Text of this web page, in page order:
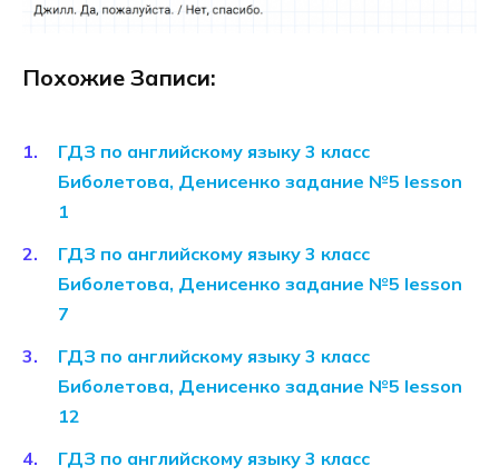
Похожие Записи:
ГДЗ по английскому языку 3 класс
Биболетова, Денисенко задание №5 lesson
1
ГДЗ по английскому языку 3 класс
Биболетова, Денисенко задание №5 lesson
7
ГДЗ по английскому языку 3 класс
Биболетова, Денисенко задание №5 lesson
12
ГДЗ по английскому языку 3 класс